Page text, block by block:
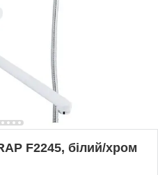
F2245, білий/хром